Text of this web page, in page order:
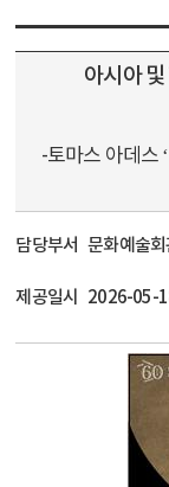
아시아
-토마스 아데스
담당부서 문화예술
제공일시 2026-05-